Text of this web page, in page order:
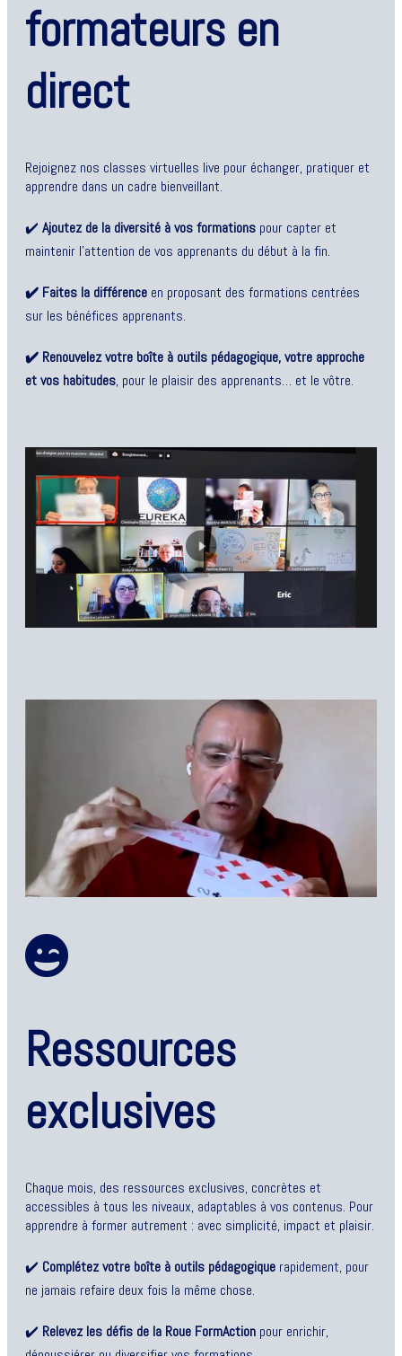
formateurs en
direct
Rejoignez nos classes virtuelles live pour échanger, pratiquer et
apprendre dans un cadre bienveillant.
✔️ Ajoutez de la diversité à vos formations pour capter et
maintenir l’attention de vos apprenants du début à la fin.
✔️ Faites la différence en proposant des formations centrées
sur les bénéfices apprenants.
✔️ Renouvelez votre boîte à outils pédagogique, votre approche
et vos habitudes, pour le plaisir des apprenants… et le vôtre.
Ressources
exclusives
Chaque mois, des ressources exclusives, concrètes et
accessibles à tous les niveaux, adaptables à vos contenus. Pour
apprendre à former autrement : avec simplicité, impact et plaisir.
✔️ Complétez votre boîte à outils pédagogique rapidement, pour
ne jamais refaire deux fois la même chose.
✔️ Relevez les défis de la Roue FormAction pour enrichir,